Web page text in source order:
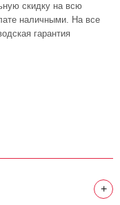
скидку на всю
наличными. На все
гарантия
+